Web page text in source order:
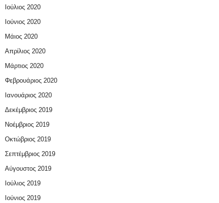
Ιούλιος 2020
Ιούνιος 2020
Μάιος 2020
Απρίλιος 2020
Μάρτιος 2020
Φεβρουάριος 2020
Ιανουάριος 2020
Δεκέμβριος 2019
Νοέμβριος 2019
Οκτώβριος 2019
Σεπτέμβριος 2019
Αύγουστος 2019
Ιούλιος 2019
Ιούνιος 2019